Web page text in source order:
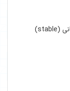
(
stable
)